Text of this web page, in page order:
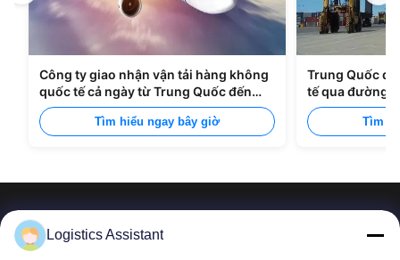
Công ty giao nhận vận tải hàng không
quốc tế cả ngày từ Trung Quốc đến
Manila
Tìm hiểu ngay bây giờ
Trung Quốc
tế qua đường
Tìm
Logistics Assistant